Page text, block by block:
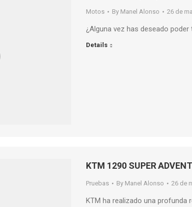
Motos By Manel Alonso 26 de
¿Alguna vez has deseado
Details
KTM 1290 SUPER
Pruebas By Manel Alonso 26 de
KTM ha realizado una profunda